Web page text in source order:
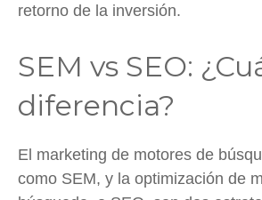
retorno de la inversión.
SEM vs SEO:
diferencia?
El marketing de motores de
como SEM, y la optimización de